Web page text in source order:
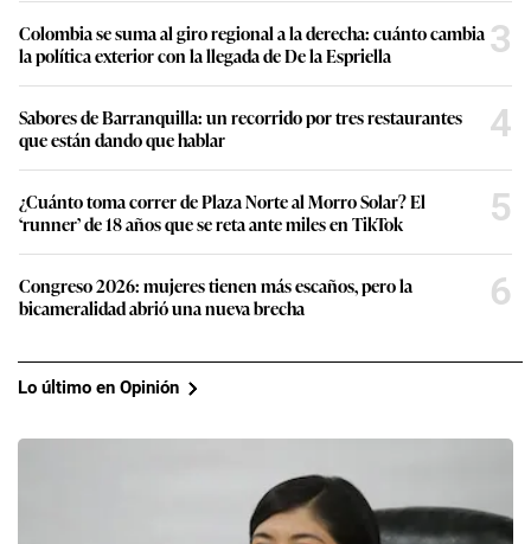
Colombia se suma al giro regional a la derecha: cuánto cambia
la política exterior con la llegada de De la Espriella
3
Sabores de Barranquilla: un recorrido por tres restaurantes
que están dando que hablar
4
¿Cuánto toma correr de Plaza Norte al Morro Solar? El
‘runner’ de 18 años que se reta ante miles en TikTok
5
Congreso 2026: mujeres tienen más escaños, pero la
bicameralidad abrió una nueva brecha
6
Lo último en Opinión